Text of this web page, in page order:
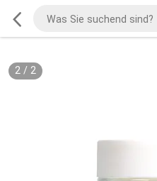
2/ 2